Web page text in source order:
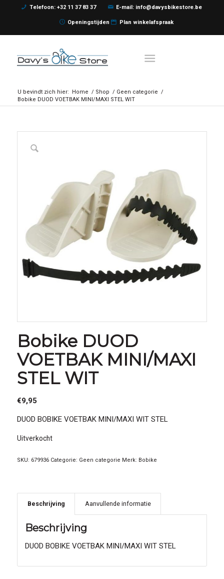
Telefoon: +32 11 37 83 37 E-mail: info@davysbikestore.be
Openingstijden Plan winkelafspraak
U bevindt zich hier: Home / Shop / Geen categorie /
Bobike DUOD VOETBAK MINI/MAXI STEL WIT
Bobike DUOD
VOETBAK MINI/MAXI
STEL WIT
€9,95
DUOD BOBIKE VOETBAK MINI/MAXI WIT STEL
Uitverkocht
SKU: 679936 Categorie: Geen categorie Merk: Bobike
Beschrijving Aanvullende informatie
Beschrijving
DUOD BOBIKE VOETBAK MINI/MAXI WIT STEL